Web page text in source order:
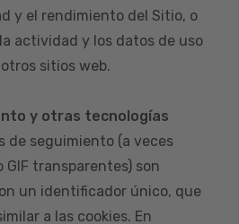
y el rendimiento del Sitio, o
actividad y los datos de uso
sitios web.
y otras tecnologías
de seguimiento (a veces
GIF transparentes) son
un identificador único, que
a las cookies. En